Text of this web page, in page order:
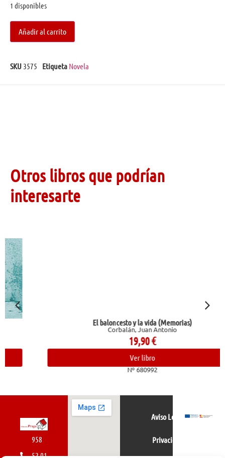
1 disponibles
Añadir al carrito
SKU 3575 Etiqueta Novela
Otros libros que podrían
interesarte
El baloncesto y la vida (Memorias)
Corbalán, Juan Antonio
Nº 680992
958
52 01
Aviso Legal
Privacidad